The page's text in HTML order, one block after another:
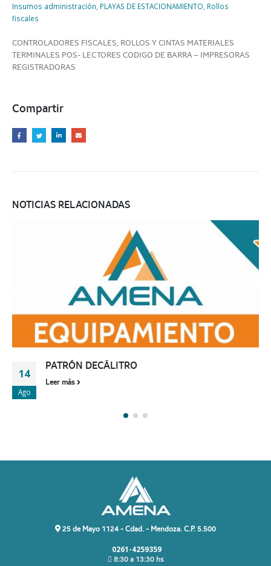
Insumos administración, PLAYAS DE ESTACIONAMIENTO, Rollos
fiscales
CONTROLADORES FISCALES, ROLLOS Y CINTAS MATERIALES
TERMINALES POS- LECTORES CODIGO DE BARRA – IMPRESORAS
REGISTRADORAS
Compartir
NOTICIAS RELACIONADAS
14
Ago
PATRÓN DECÁLITRO
Leer más
25 de Mayo 1124 - Cdad. - Mendoza. C.P. 5.500
0261-4259359
8:30 a 13:30 hs